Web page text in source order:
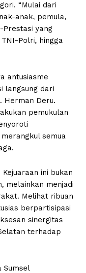
“Mulai dari
anak, pemula,
Prestasi yang
Polri, hingga
antusiasme
langsung dari
Herman Deru.
pemukulan
semua
ini bukan
melainkan menjadi
Melihat ribuan
berpartisipasi
sinergitas
terhadap
Sumsel